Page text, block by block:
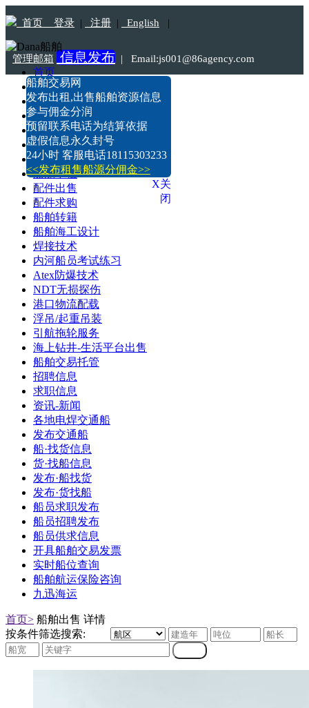
首页 登录 | 注册 | English |
管理邮箱 信息发布 | Email:js001@86agency.com
Tel:18115303233
首页
船舶转港·过户
船舶坞检·坞修·油漆
船价估算
船舶出售
船舶求购
船舶出租
船舶求租
配件出售
配件求购
船舶转籍
船舶海工设计
焊接技术
内河船员考试练习
Atex防爆技术
NDT无损探伤
港口物流配载
浮吊/起重吊装
引航拖轮服务
海上钻井-生活平台出售
船舶交易托管
招聘信息
求职信息
资讯-新闻
各地电焊交通船
发布交通船
船·找货信息
货·找船信息
发布·船找货
发布·货找船
船员求职发布
船员招聘发布
船员供求信息
开具船舶交易发票
实时船位查询
船舶航运保险咨询
九迅海运
首页> 船舶出售 详情
按条件筛选搜索:
船舶交易网
发布出租,出售船舶资源信息
参与佣金分润
预留联系电话为结算依据
虚假信息永久封号
24小时 客服电话18115303233
<<发布租售船源分佣金>>
X关
闭